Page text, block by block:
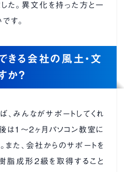
お問い合わせ
プライバシーポリシー
た。異文化を持った方と一
す。
きる会社の風土・文
か？
みんながサポートしてくれ
は１〜２ヶ月パソコン教室に
また、会社からのサポートを
脂成形２級を取得すること